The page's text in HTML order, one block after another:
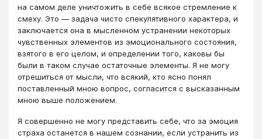
на самом деле уничтожить в себе всякое стремление к
смеху. Это — задача чисто спекулятивного характера, и
заключается она в мысленном устранении некоторых
чувственных элементов из эмоционального состояния,
взятого в его целом, и определении того, каковы бы
были в таком случае остаточные элементы. Я не могу
отрешиться от мысли, что всякий, кто ясно понял
поставленный мною вопрос, согласится с высказанным
мною выше положением.
Я совершенно не могу представить себе, что за эмоция
страха останется в нашем сознании, если устранить из